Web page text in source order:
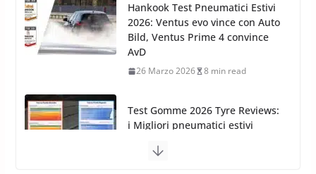
Hankook Test Pneumatici Estivi
2026: Ventus evo vince con Auto
Bild, Ventus Prime 4 convince
AvD
26 Marzo 2026 8 min read
Test Gomme 2026 Tyre Reviews:
i Migliori pneumatici estivi
17 Marzo 2026